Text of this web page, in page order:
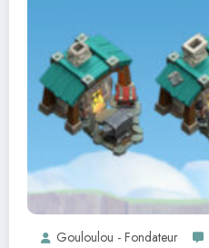
Gouloulou - Fondateur